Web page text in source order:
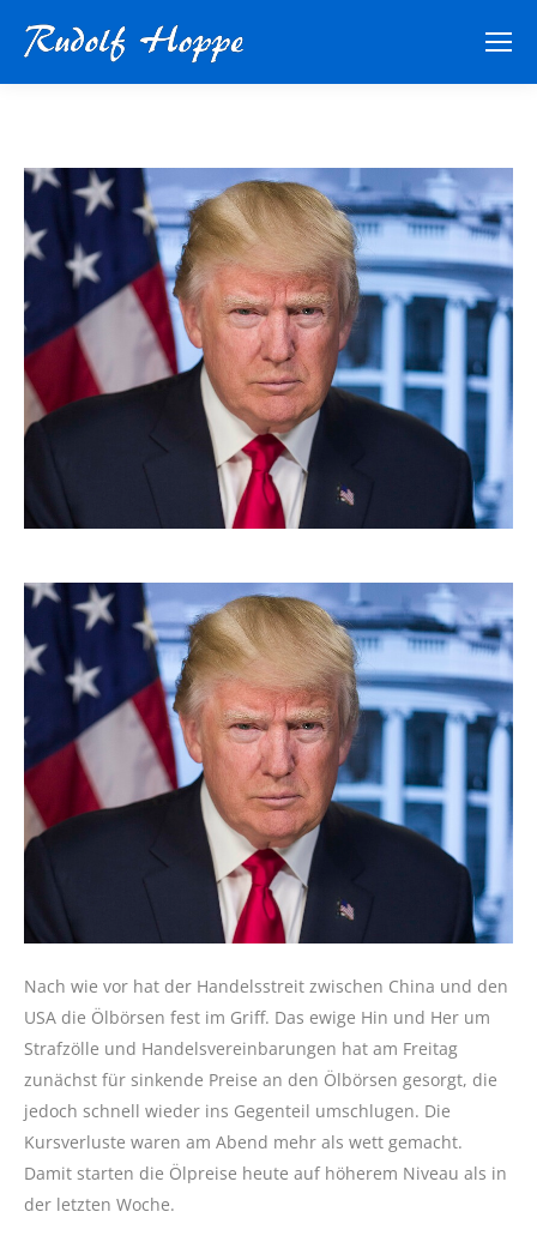
Nach wie vor hat der Handelsstreit zwischen China und den
USA die Ölbörsen fest im Griff. Das ewige Hin und Her um
Strafzölle und Handelsvereinbarungen hat am Freitag
zunächst für sinkende Preise an den Ölbörsen gesorgt, die
jedoch schnell wieder ins Gegenteil umschlugen. Die
Kursverluste waren am Abend mehr als wett gemacht.
Damit starten die Ölpreise heute auf höherem Niveau als in
der letzten Woche.